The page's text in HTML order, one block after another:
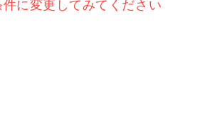
件に変更してみてください